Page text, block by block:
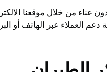
عناء من خلال موقعنا
العملاء عبر الهاتف أو